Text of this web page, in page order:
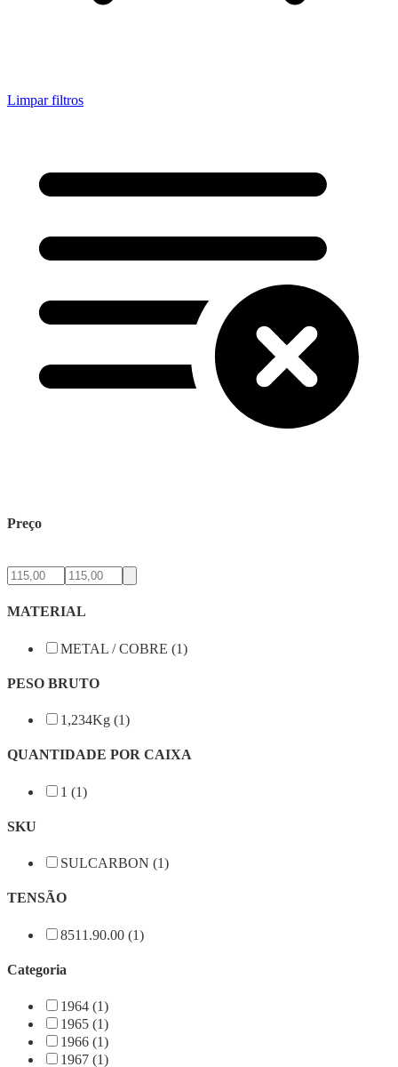
Limpar filtros
Preço
MATERIAL
METAL / COBRE (1)
PESO BRUTO
1,234Kg (1)
QUANTIDADE POR CAIXA
1 (1)
SKU
SULCARBON (1)
TENSÃO
8511.90.00 (1)
Categoria
1964 (1)
1965 (1)
1966 (1)
1967 (1)